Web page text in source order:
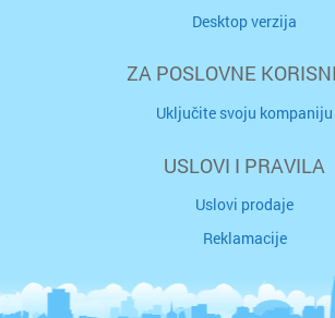
Desktop verzija
ZA POSLOVNE
Uključite svoju kompaniju
USLOVI I PRAVILA
Uslovi prodaje
Reklamacije